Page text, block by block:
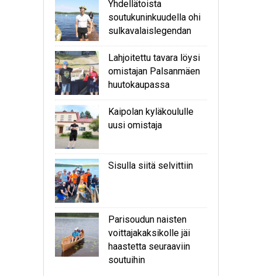
Yhdellätoista
soutukuninkuudella ohi
sulkavalaislegendan
Lahjoitettu tavara löysi
omistajan Palsanmäen
huutokaupassa
Kaipolan kyläkoululle
uusi omistaja
Sisulla siitä selvittiin
Parisoudun naisten
voittajakaksikolle jäi
haastetta seuraaviin
soutuihin